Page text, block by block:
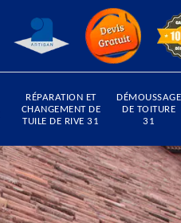
RÉPARATION ET
CHANGEMENT DE
TUILE DE RIVE 31
DÉMOUSSAGE
DE TOITURE
31